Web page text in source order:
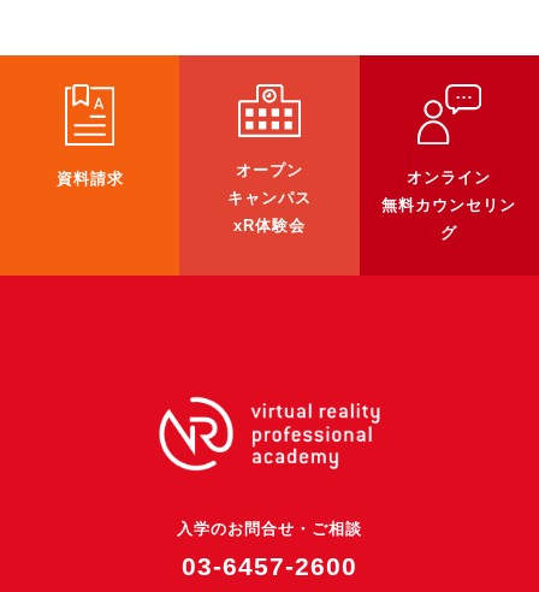
アクセスマップ
企業向け
3DGS受託開発
超体験★販促システム『XR Showcase Hub』2025年4月発売
MR体験型研修プラットフォーム『LegacyLink XR』2025年10月
資料請求
オープン
キャンパス
xR体験会
オンライン
無料カウンセリン
グ
入学のお問合せ・ご相談
03-6457-2600